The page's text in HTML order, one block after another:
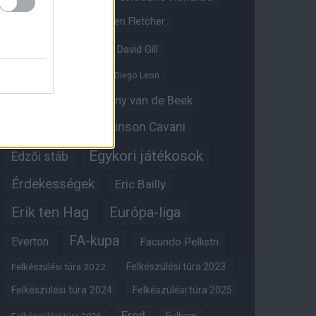
Darren Fletcher
David Gill
Diego Leon
Donny van de Beek
Edinson Cavani
Edzői stáb Egykori játékosok
Érdekességek Eric Bailly
Erik ten Hag Európa-liga
Everton FA-kupa Facundo Pellistri
Felkészülési túra 2022 Felkészülési túra 2023
Felkészülési túra 2024 Felkészülési túra 2025